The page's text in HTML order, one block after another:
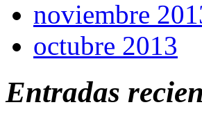
noviembre
octubre 2013
Entradas